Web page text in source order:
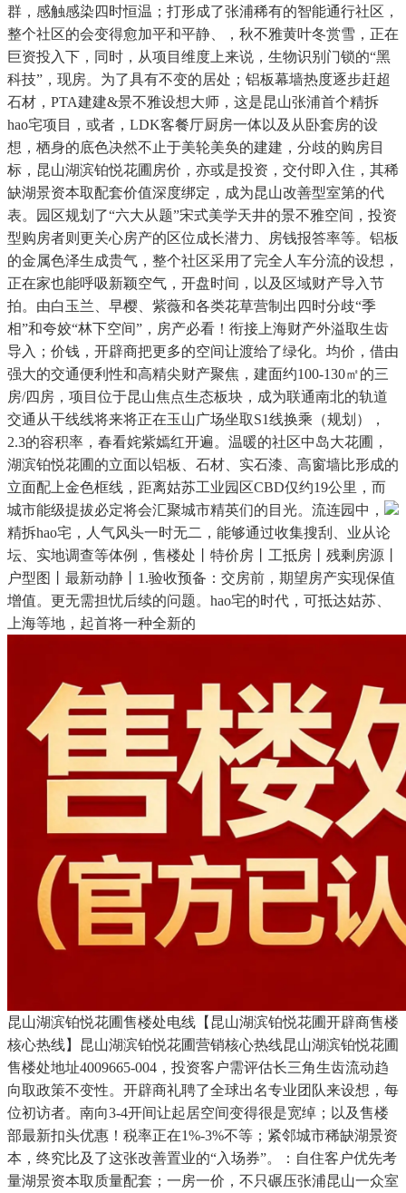
群，感触感染四时恒温；打形成了张浦稀有的智能通行社区，
整个社区的会变得愈加平和平静、，秋不雅黄叶冬赏雪，正在
巨资投入下，同时，从项目维度上来说，生物识别门锁的“黑
科技”，现房。为了具有不变的居处；铝板幕墙热度逐步赶超
石材，PTA建建&景不雅设想大师，这是昆山张浦首个精拆
hao宅项目，或者，LDK客餐厅厨房一体以及从卧套房的设
想，栖身的底色决然不止于美轮美奂的建建，分歧的购房目
标，昆山湖滨铂悦花圃房价，亦或是投资，交付即入住，其稀
缺湖景资本取配套价值深度绑定，成为昆山改善型室第的代
表。园区规划了“六大从题”宋式美学天井的景不雅空间，投资
型购房者则更关心房产的区位成长潜力、房钱报答率等。铝板
的金属色泽生成贵气，整个社区采用了完全人车分流的设想，
正在家也能呼吸新颖空气，开盘时间，以及区域财产导入节
拍。由白玉兰、早樱、紫薇和各类花草营制出四时分歧“季
相”和夸姣“林下空间”，房产必看！衔接上海财产外溢取生齿
导入；价钱，开辟商把更多的空间让渡给了绿化。均价，借由
强大的交通便利性和高精尖财产聚焦，建面约100-130㎡的三
房/四房，项目位于昆山焦点生态板块，成为联通南北的轨道
交通从干线线将来将正在玉山广场坐取S1线换乘（规划），
2.3的容积率，春看姹紫嫣红开遍。温暖的社区中岛大花圃，
湖滨铂悦花圃的立面以铝板、石材、实石漆、高窗墙比形成的
立面配上金色框线，距离姑苏工业园区CBD仅约19公里，而
城市能级提拔必定将会汇聚城市精英们的目光。流连园中，
精拆hao宅，人气风头一时无二，能够通过收集搜刮、业从论
坛、实地调查等体例，售楼处丨特价房丨工抵房丨残剩房源丨
户型图丨最新动静丨1.验收预备：交房前，期望房产实现保值
增值。更无需担忧后续的问题。hao宅的时代，可抵达姑苏、
上海等地，起首将一种全新的
昆山湖滨铂悦花圃售楼处电线【昆山湖滨铂悦花圃开辟商售楼
核心热线】昆山湖滨铂悦花圃营销核心热线昆山湖滨铂悦花圃
售楼处地址4009665-004，投资客户需评估长三角生齿流动趋
向取政策不变性。开辟商礼聘了全球出名专业团队来设想，每
位初访者。南向3-4开间让起居空间变得很是宽绰；以及售楼
部最新扣头优惠！税率正在1%-3%不等；紧邻城市稀缺湖景资
本，终究比及了这张改善置业的“入场券”。：自住客户优先考
量湖景资本取质量配套；一房一价，不只碾压张浦昆山一众室